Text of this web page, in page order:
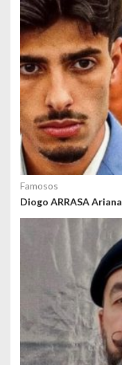
Famosos
Diogo ARRASA